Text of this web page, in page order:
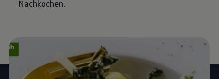
Nachkochen.